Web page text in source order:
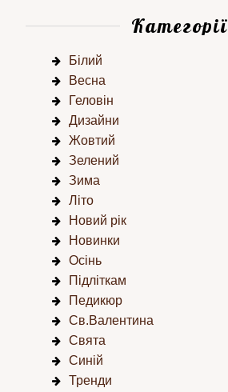
Категорії
Білий
Весна
Геловін
Дизайни
Жовтий
Зелений
Зима
Літо
Новий рік
Новинки
Осінь
Підліткам
Педикюр
Св.Валентина
Свята
Синій
Тренди